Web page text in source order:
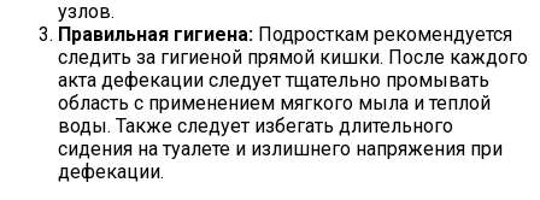
узлов.
Правильная гигиена: Подросткам рекомендуется
следить за гигиеной прямой кишки. После каждого
акта дефекации следует тщательно промывать
область с применением мягкого мыла и теплой
воды. Также следует избегать длительного
сидения на туалете и излишнего напряжения при
дефекации.